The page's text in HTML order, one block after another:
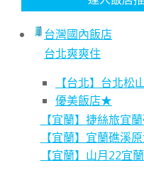
台灣國內飯店
台北爽爽住
【台北】台北
優美飯店★
【宜蘭】捷絲旅宜
【宜蘭】宜蘭礁溪
【宜蘭】山月22宜